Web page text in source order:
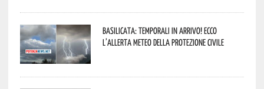
Basilicata: temporali in arrivo! Ecco
l’allerta meteo della Protezione civile